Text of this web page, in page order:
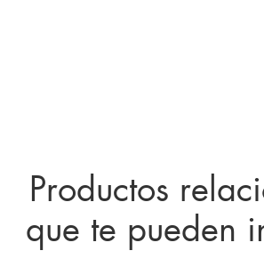
Productos
que te pueden